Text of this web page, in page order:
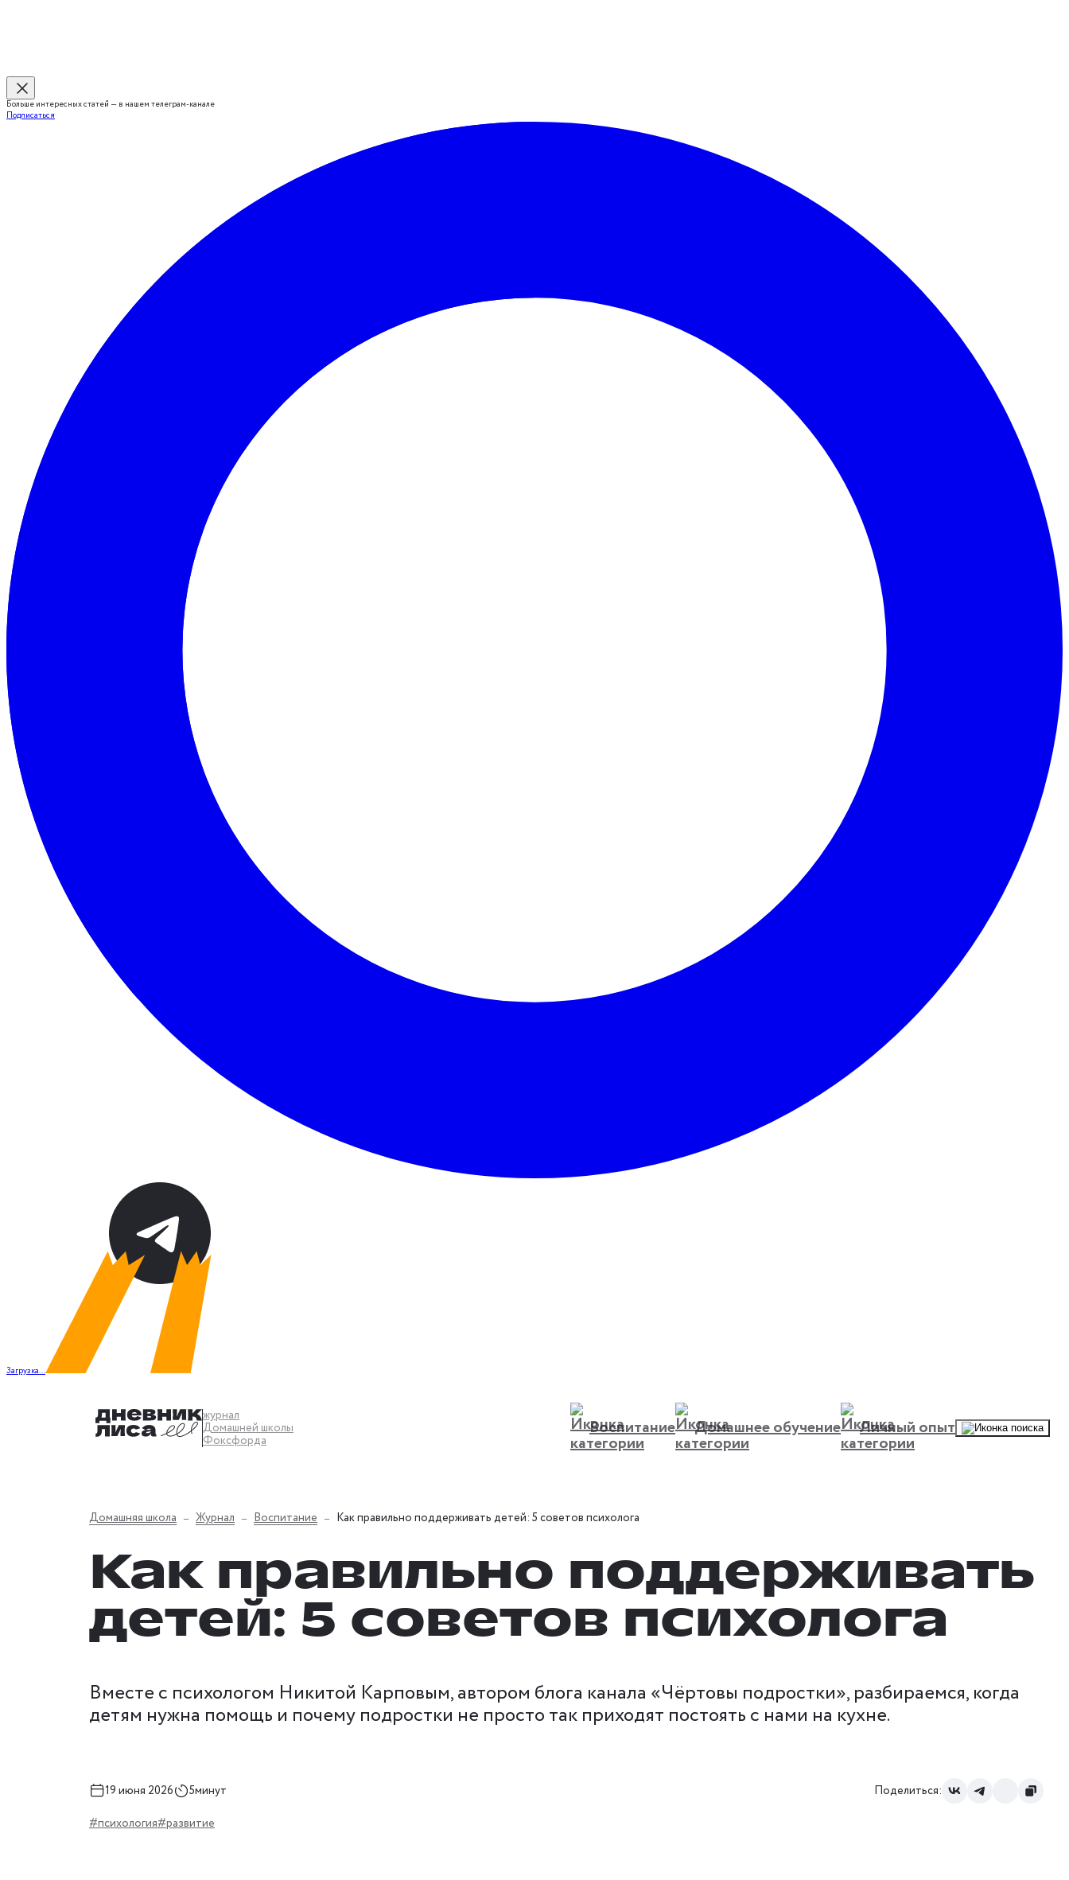
Больше интересных статей — в нашем телеграм-канале
Подписаться
Загрузка...
журнал
Домашней школы
Фоксфорда
Воспитание Домашнее обучение Личный опыт
Домашняя школа Журнал Воспитание Как правильно поддерживать детей: 5 советов психолога
Как правильно поддерживать
детей: 5 советов психолога
Вместе с психологом Никитой Карповым, автором блога канала «Чёртовы подростки», разбираемся, когда
детям нужна помощь и почему подростки не просто так приходят постоять с нами на кухне.
19 июня 2026 5минут Поделиться:
#психология#развитие